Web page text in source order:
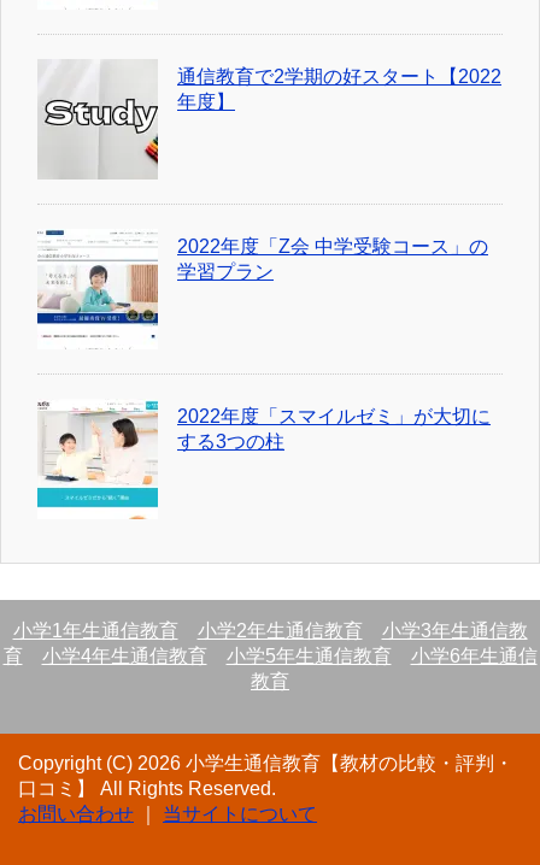
通信教育で2学期の好スタート【2022
年度】
2022年度「Z会 中学受験コース」の
学習プラン
2022年度「スマイルゼミ」が大切に
する3つの柱
小学1年生通信教育 小学2年生通信教育
小学3年生通信教
育
小学4年生通信教育 小学5年生通信教育
小学6年生通信
教育
Copyright (C) 2026 小学生通信教育【教材の比較・評判・
口コミ】 All Rights Reserved.
お問い合わせ
当サイトについて